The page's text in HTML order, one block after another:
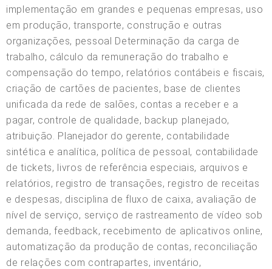
implementação em grandes e pequenas empresas, uso
em produção, transporte, construção e outras
organizações, pessoal Determinação da carga de
trabalho, cálculo da remuneração do trabalho e
compensação do tempo, relatórios contábeis e fiscais,
criação de cartões de pacientes, base de clientes
unificada da rede de salões, contas a receber e a
pagar, controle de qualidade, backup planejado,
atribuição. Planejador do gerente, contabilidade
sintética e analítica, política de pessoal, contabilidade
de tickets, livros de referência especiais, arquivos e
relatórios, registro de transações, registro de receitas
e despesas, disciplina de fluxo de caixa, avaliação de
nível de serviço, serviço de rastreamento de vídeo sob
demanda, feedback, recebimento de aplicativos online,
automatização da produção de contas, reconciliação
de relações com contrapartes, inventário,